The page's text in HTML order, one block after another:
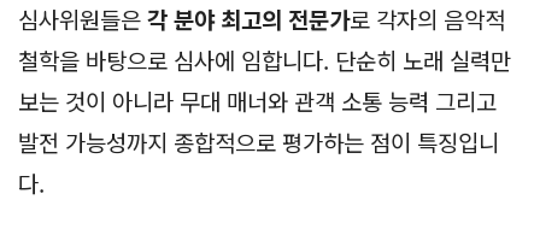
심사위원들은각 분야 최고의 전문가로 각자의 음악적
철학을 바탕으로 심사에 임합니다. 단순히 노래 실력만
보는 것이 아니라 무대 매너와 관객 소통 능력 그리고
발전 가능성까지 종합적으로 평가하는 점이 특징입니
다.